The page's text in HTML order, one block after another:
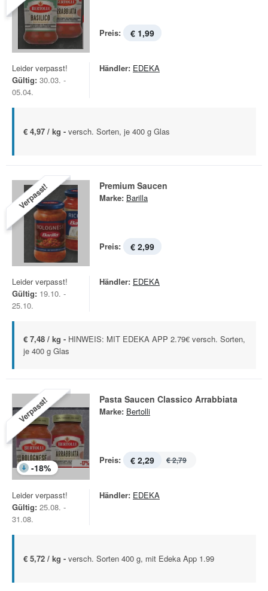
Preis: € 1,99
Leider verpasst!
Gültig: 30.03. -
05.04.
Händler: EDEKA
€ 4,97 / kg - versch. Sorten, je 400 g Glas
Verpasst! Premium Saucen
Marke: Barilla
Preis: € 2,99
Leider verpasst!
Gültig: 19.10. -
25.10.
Händler: EDEKA
€ 7,48 / kg - HINWEIS: MIT EDEKA APP 2.79€ versch. Sorten,
je 400 g Glas
Verpasst!
-18%
Pasta Saucen Classico Arrabbiata
Marke: Bertolli
Preis: € 2,29 € 2,79
Leider verpasst!
Gültig: 25.08. -
31.08.
Händler: EDEKA
€ 5,72 / kg - versch. Sorten 400 g, mit Edeka App 1.99